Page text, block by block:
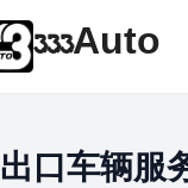
333Auto
出口车辆服